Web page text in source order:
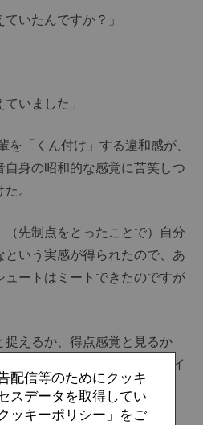
いたんですか？」
いました」
「くん付け」する違和感が、
身の昭和的な感覚に苦笑しつ
。
先制点をとったことで）自分
いう実感が得られたので、あ
ュートはミートできたのですが
えるか、得点感覚と見るか
ろう。ただ、おそらくミハイ
、こう言うはずだ。
配信等のためにクッキ
スデータを取得してい
ッキーポリシー」をご